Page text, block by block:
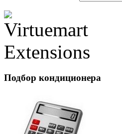
Подбор кондиционера